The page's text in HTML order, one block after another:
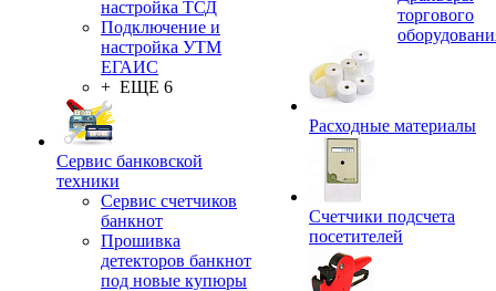
настройка ТСД
Подключение и
настройка УТМ
ЕГАИС
+ ЕЩЕ 6
Сервис банковской
техники
Сервис счетчиков
банкнот
Прошивка
детекторов банкнот
под новые купюры
торгового
Расходные материалы
Счетчики подсчета
посетителей